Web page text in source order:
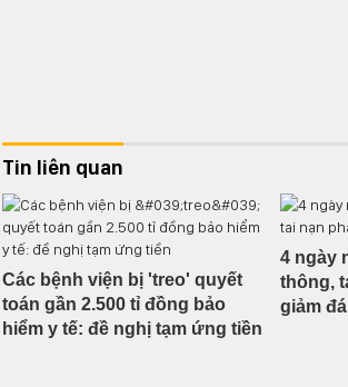
Tin liên quan
Các bệnh viện bị 'treo' quyết
toán gần 2.500 tỉ đồng bảo
hiểm y tế: đề nghị tạm ứng tiền
4 ngày
thông,
giảm